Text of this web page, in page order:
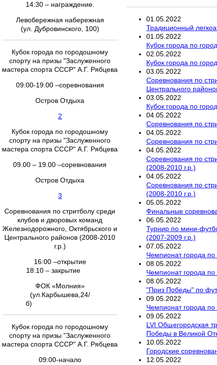
14:30 – награждение.
Левобережная набережная
(ул. Дубровинского, 100)
Кубок города по городошному
спорту на призы "Заслуженного
мастера спорта СССР" А.Г. Рябцева
09:00-19.00 –соревнования
Остров Отдыха
2
Кубок города по городошному
спорту на призы "Заслуженного
мастера спорта СССР" А.Г. Рябцева
09.00 – 19.00 –соревнования
Остров Отдыха
3
Соревнования по стритболу среди
клубов и дворовых команд
Железнодорожного, Октябрьского и
Центрального районов (2008-2010
г.р.)
16:00 –открытие
18:10 – закрытие
ФОК «Молния»
(ул.Карбышева,24/
б)
Кубок города по городошному
спорту на призы "Заслуженного
мастера спорта СССР" А.Г. Рябцева
09:00-начало
01 05 2022
Традиционный
01 05 2022
Кубок города по
02 05 2022
Кубок города по
03 05 2022
Соревнования по
Центрального
03 05 2022
Кубок города по
04 05 2022
Соревнования по
04 05 2022
Соревнования по
04 05 2022
Соревнования по
(2008-2010 г.р.)
04 05 2022
Соревнования по
(2008-2010 г.р.)
05 05 2022
Финальные
06 05 2022
Турнир по мини-
(2007-2009 г.р.)
07 05 2022
Чемпионат города по
08 05 2022
Чемпионат города по
08 05 2022
"Приз Победы" по
09 05 2022
Чемпионат города по
09 05 2022
LVI Общегородская
Победы в Великой
10 05 2022
Городские
12 05 2022